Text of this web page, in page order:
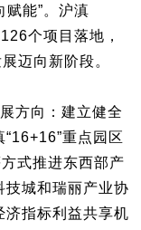
赋能”。沪滇
个项目落地，
迈向新阶段。
方向：建立健全
重点园区
式推进东西部产
技城和瑞丽产业协
济指标利益共享机